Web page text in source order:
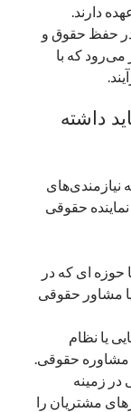
دارند.
در حفظ حقوق و
می‌رود که با
داشته
نیازمندی‌های
حقوقی
حوزه ای که در
مشاور حقوقی
یا نظام
مشاوره حقوقی.
در زمینه
مشتریان را